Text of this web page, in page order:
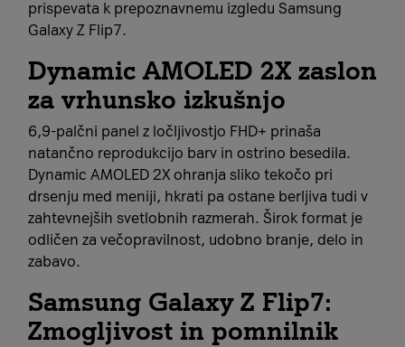
prispevata k prepoznavnemu izgledu Samsung
Galaxy Z Flip7.
Dynamic AMOLED 2X zaslon
za vrhunsko izkušnjo
6,9‑palčni panel z ločljivostjo FHD+ prinaša
natančno reprodukcijo barv in ostrino besedila.
Dynamic AMOLED 2X ohranja sliko tekočo pri
drsenju med meniji, hkrati pa ostane berljiva tudi v
zahtevnejših svetlobnih razmerah. Širok format je
odličen za večopravilnost, udobno branje, delo in
zabavo.
Samsung Galaxy Z Flip7:
Zmogljivost in pomnilnik